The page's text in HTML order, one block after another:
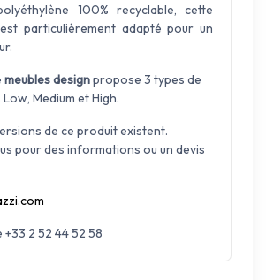
100% recyclable, cette
particulièrement adapté pour un
meubles designpropose 3 types de
Medium et High.
de ce produit existent.
pour des informations ou un devis
2 52 44 52 58